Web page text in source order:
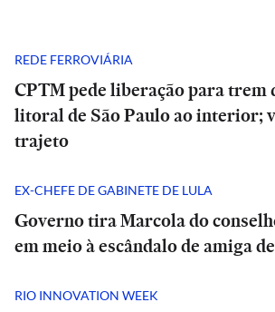
REDE FERROVIÁRIA
CPTM pede liberação para trem
litoral de São Paulo ao interior;
trajeto
EX-CHEFE DE GABINETE DE LULA
Governo tira Marcola do
em meio à escândalo de amiga
RIO INNOVATION WEEK